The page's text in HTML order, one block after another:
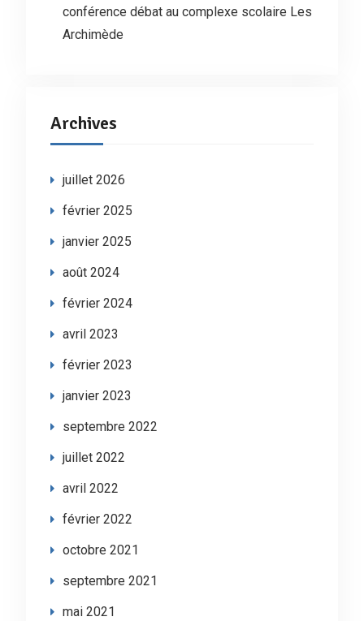
conférence débat au complexe scolaire Les
Archimède
Archives
juillet 2026
février 2025
janvier 2025
août 2024
février 2024
avril 2023
février 2023
janvier 2023
septembre 2022
juillet 2022
avril 2022
février 2022
octobre 2021
septembre 2021
mai 2021